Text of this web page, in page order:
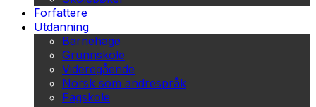
Forfattere
Utdanning
Barnehage
Grunnskole
Videregående
Norsk som andrespråk
Fagskole